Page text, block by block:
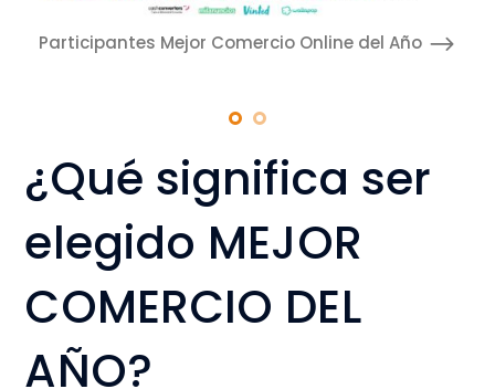
Participantes Mejor Comercio Online del Año
¿Qué significa ser
elegido MEJOR
COMERCIO DEL
AÑO?